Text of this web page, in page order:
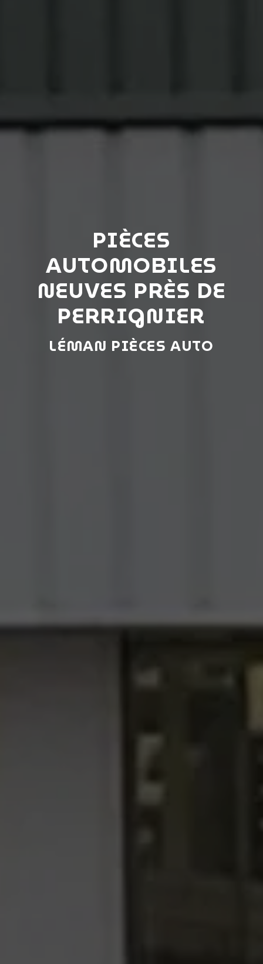
PIÈCES
AUTOMOBILES
NEUVES PRÈS DE
PERRIGNIER
LÉMAN PIÈCES AUTO